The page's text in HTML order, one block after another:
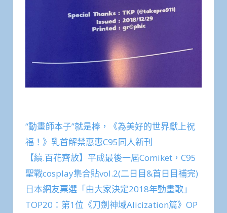
“動畫師本子”就是棒，《為美好的世界獻上祝
福！》乳首解禁惠惠C95同人新刊
【續.百花齊放】平成最後一屆Comiket，C95
聖戰cosplay集合貼vol.2(二日目&首日目補完)
日本網友票選「由大家決定2018年動畫歌」
TOP20：第1位《刀劍神域Alicization篇》OP